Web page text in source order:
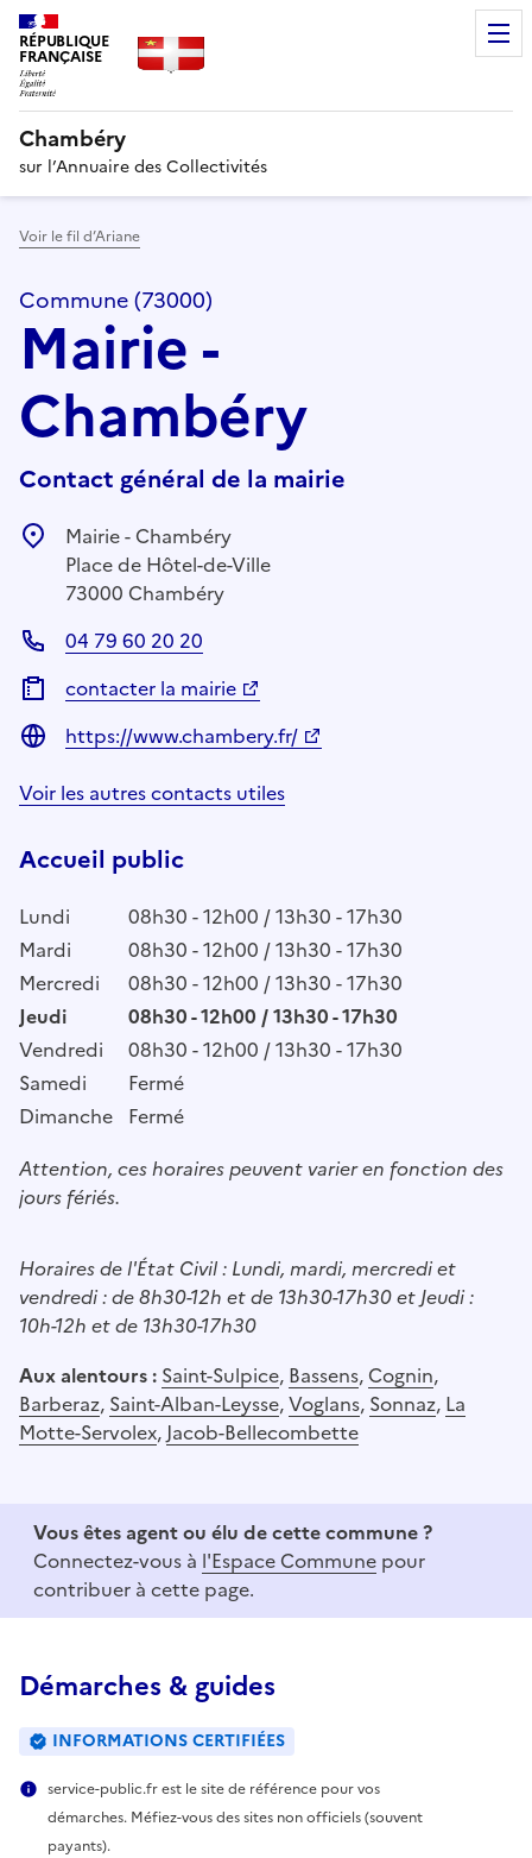
RÉPUBLIQUE
FRANÇAISE
Chambéry
sur l’Annuaire des Collectivités
Voir le fil d’Ariane
Commune (73000)
Mairie -
Chambéry
Contact général de la mairie
Mairie - Chambéry
Place de Hôtel-de-Ville
73000 Chambéry
04 79 60 20 20
contacter la mairie
https://www.chambery.fr/
Voir les autres contacts utiles
Accueil public
Lundi
08h30 - 12h00 / 13h30 - 17h30
Mardi
08h30 - 12h00 / 13h30 - 17h30
Mercredi
08h30 - 12h00 / 13h30 - 17h30
Jeudi
08h30 - 12h00 / 13h30 - 17h30
Vendredi
08h30 - 12h00 / 13h30 - 17h30
Samedi
Fermé
Dimanche Fermé
Attention, ces horaires peuvent varier en fonction des
jours fériés.
Horaires de l'État Civil : Lundi, mardi, mercredi et
vendredi : de 8h30-12h et de 13h30-17h30 et Jeudi :
10h-12h et de 13h30-17h30
Aux alentours : Saint-Sulpice, Bassens, Cognin,
Barberaz, Saint-Alban-Leysse,Voglans, Sonnaz, La
Motte-Servolex, Jacob-Bellecombette
Vous êtes agent ou élu de cette commune ?
Connectez-vous à l'Espace Commune pour
contribuer à cette page.
Démarches & guides
INFORMATIONS CERTIFIÉES
service-public.fr est le site de référence pour vos
démarches. Méfiez-vous des sites non officiels (souvent
payants).